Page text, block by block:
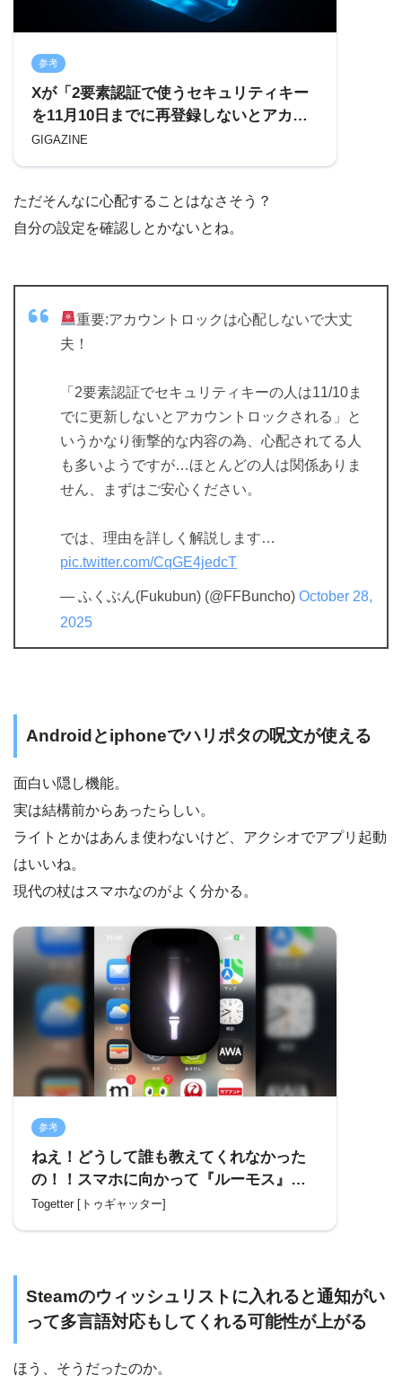
参考
Xが「2要素認証で使うセキュリティキー
を11月10日までに再登録しないとアカウ
ントがロックされる」と呼びかける、
GIGAZINE
ただそんなに心配することはなさそう？
自分の設定を確認しとかないとね。
重要:アカウントロックは心配しないで大丈
夫！
「2要素認証でセキュリティキーの人は11/10ま
でに更新しないとアカウントロックされる」と
いうかなり衝撃的な内容の為、心配されてる人
も多いようですが…ほとんどの人は関係ありま
せん、まずはご安心ください。
では、理由を詳しく解説します…
pic.twitter.com/CqGE4jedcT
— ふくぶん(Fukubun) (@FFBuncho) October 28,
2025
Androidとiphoneでハリポタの呪文が使える
面白い隠し機能。
実は結構前からあったらしい。
ライトとかはあんま使わないけど、アクシオでアプリ起動
はいいね。
現代の杖はスマホなのがよく分かる。
参考
ねえ！どうして誰も教えてくれなかった
の！！スマホに向かって『ルーモス』っ
て唱えるとライトがつくってこと！！！
Togetter [トゥギャッター]
Steamのウィッシュリストに入れると通知がい
って多言語対応もしてくれる可能性が上がる
ほう、そうだったのか。